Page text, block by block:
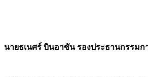
นายธเนศร์ บินอาซัน รองประธานกรรมก